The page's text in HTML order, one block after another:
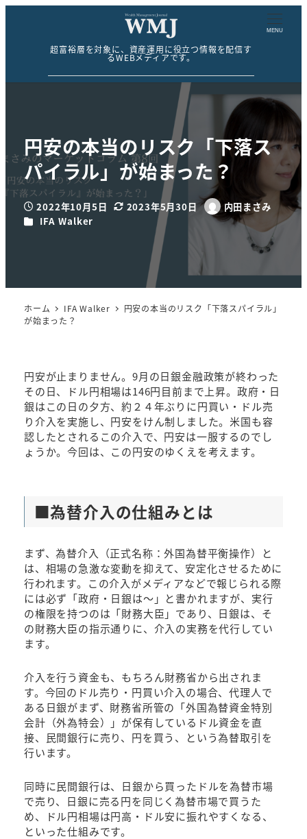
超富裕層を対象に、資産運用に役立つ情報を配信す
るWEBメディアです。
MENU
円安の本当のリスク「下落ス
パイラル」が始まった？
投稿日2022年10月5日 更新日2023年5月30日
著
内田まさみ
カテゴリー
IFA Walker
ホーム IFA Walker
円安の本当のリスク「下落スパイラル」
が始まった？
円安が止まりません。9月の日銀金融政策が終わった
その日、ドル円相場は146円目前まで上昇。政府・日
銀はこの日の夕方、約２４年ぶりに円買い・ドル売
り介入を実施し、円安をけん制しました。米国も容
認したとされるこの介入で、円安は一服するのでし
ょうか。今回は、この円安のゆくえを考えます。
■為替介入の仕組みとは
まず、為替介入（正式名称：外国為替平衡操作）と
は、相場の急激な変動を抑えて、安定化させるために
行われます。この介入がメディアなどで報じられる際
には必ず「政府・日銀は～」と書かれますが、実行
の権限を持つのは「財務大臣」であり、日銀は、そ
の財務大臣の指示通りに、介入の実務を代行してい
ます。
介入を行う資金も、もちろん財務省から出されま
す。今回のドル売り・円買い介入の場合、代理人で
ある日銀がまず、財務省所管の「外国為替資金特別
会計（外為特会）」が保有しているドル資金を直
接、民間銀行に売り、円を買う、という為替取引を
行います。
同時に民間銀行は、日銀から買ったドルを為替市場
で売り、日銀に売る円を同じく為替市場で買うた
め、ドル円相場は円高・ドル安に振れやすくなる、
といった仕組みです。